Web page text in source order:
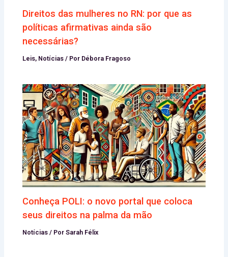
Direitos das mulheres no RN: por que as
políticas afirmativas ainda são
necessárias?
Leis, Notícias / Por Débora Fragoso
Conheça POLI: o novo portal que coloca
seus direitos na palma da mão
Notícias / PorSarah Félix